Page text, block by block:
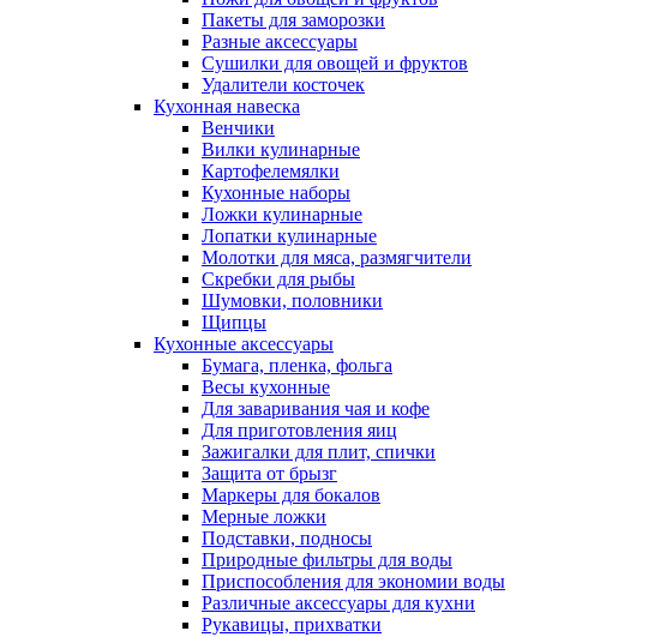
Пакеты для заморозки
Разные аксессуары
Сушилки для овощей и фруктов
Удалители косточек
Кухонная навеска
Венчики
Вилки кулинарные
Картофелемялки
Кухонные наборы
Ложки кулинарные
Лопатки кулинарные
Молотки для мяса, размягчители
Скребки для рыбы
Шумовки, половники
Щипцы
Кухонные аксессуары
Бумага, пленка, фольга
Весы кухонные
Для заваривания чая и кофе
Для приготовления яиц
Зажигалки для плит, спички
Защита от брызг
Маркеры для бокалов
Мерные ложки
Подставки, подносы
Природные фильтры для воды
Приспособления для экономии воды
Различные аксессуары для кухни
Рукавицы, прихватки